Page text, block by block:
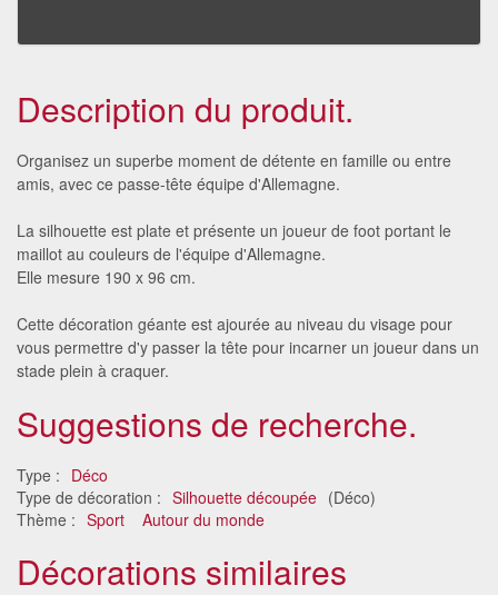
Description du produit.
Organisez un superbe moment de détente en famille ou entre
amis, avec ce passe-tête équipe d'Allemagne.
La silhouette est plate et présente un joueur de foot portant le
maillot au couleurs de l'équipe d'Allemagne.
Elle mesure 190 x 96 cm.
Cette décoration géante est ajourée au niveau du visage pour
vous permettre d'y passer la tête pour incarner un joueur dans un
stade plein à craquer.
Suggestions de recherche.
Type : Déco
Type de décoration : Silhouette découpée (Déco)
Thème : Sport Autour du monde
Décorations similaires